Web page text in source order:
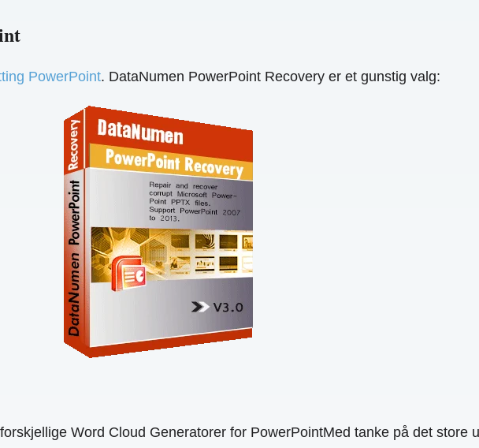
PowerPoint. DataNumen PowerPoint Recovery er et gunstig valg:
Word Cloud Generatorer for PowerPointMed tanke på det store